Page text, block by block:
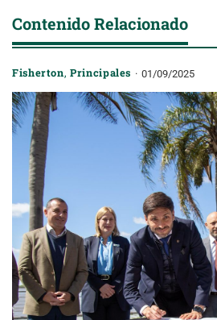
Contenido Relacionado
Fisherton,Principales 01/09/2025